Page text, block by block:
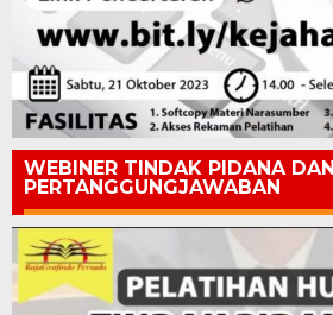
WEBINER TINDAK PIDANA DAN
PERTANGGUNGJAWABAN